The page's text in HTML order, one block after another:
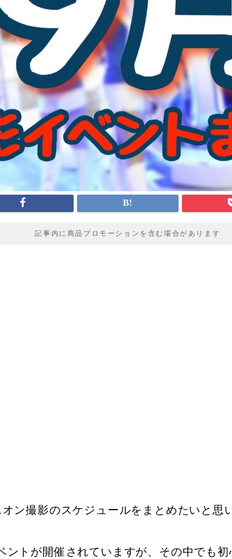
記事内に商品プロモーションを含む場合があります
ン撮影のスケジュールをまとめたいと思
ントが開催されていますが、その中でも